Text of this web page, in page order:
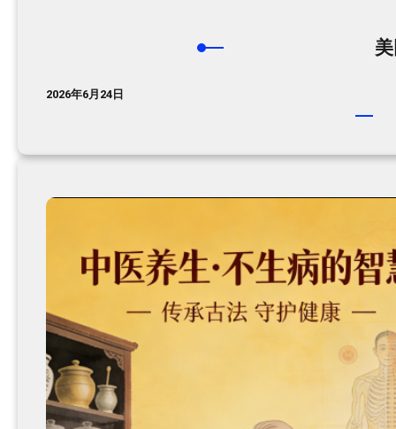
2026年6月24日